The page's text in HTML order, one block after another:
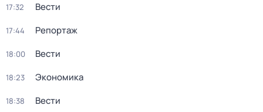
17:32 Вести
17:44 Репортаж
18:00 Вести
18:23 Экономика
18:38 Вести